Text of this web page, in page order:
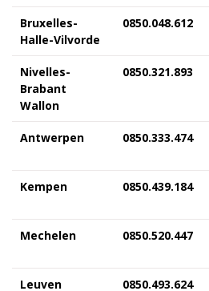
Bruxelles-
Halle-Vilvorde
0850.048.612
Nivelles-
Brabant
Wallon
0850.321.893
Antwerpen 0850.333.474
Kempen 0850.439.184
Mechelen 0850.520.447
Leuven 0850.493.624